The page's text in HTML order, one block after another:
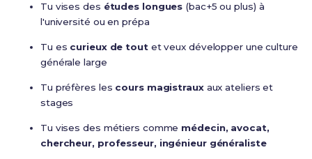
Tu vises des études longues (bac+5 ou plus) à
l'université ou en prépa
Tu es curieux de toutet veux développer une culture
générale large
Tu préfères les cours magistrauxaux ateliers et
stages
Tu vises des métiers comme médecin, avocat,
chercheur, professeur, ingénieur généraliste